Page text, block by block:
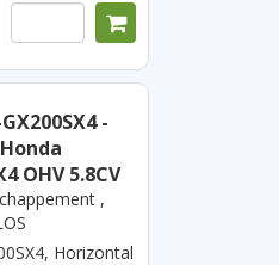
-
OHV 5.8CV
,
Horizontal